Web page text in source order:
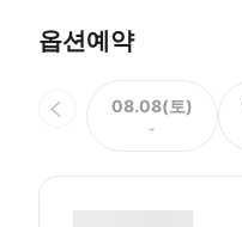
옵션예약
08.08(토)
-